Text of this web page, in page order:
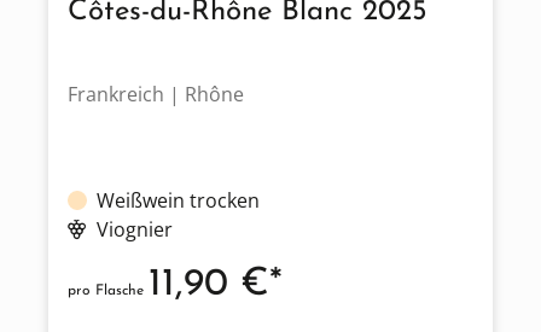
Côtes-du-Rhône Blanc 2025
Frankreich | Rhône
Weißwein trocken
Viognier
pro Flasche 11,90 €*